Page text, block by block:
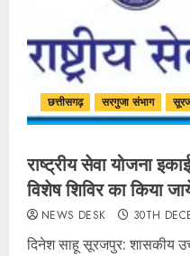
छत्तीसगढ़ सरगुजा संभाग
राष्ट्रीय सेवा योजना
विशेष शिविर का किया
NEWS DESK 30TH
दिनेश साहू सूरजपुर: शासकीय